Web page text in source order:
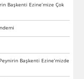
Başkenti Ezine’mize Çok
Başkenti Ezine’mizde